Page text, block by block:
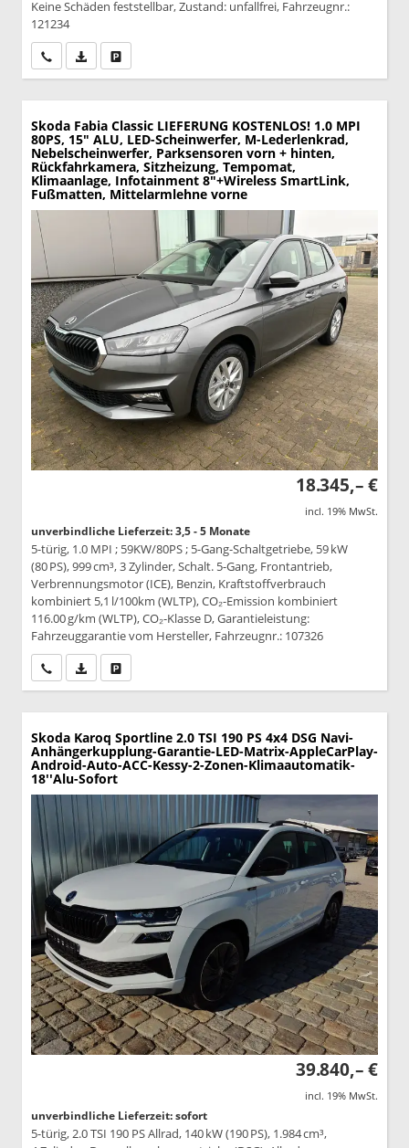
Keine Schäden feststellbar, Zustand: unfallfrei, Fahrzeugnr.:
121234
Wir rufen Sie anPDF-Datei, Fahrzeugexposé drucken
Skoda Fabia Classic LIEFERUNG KOSTENLOS! 1.0 MPI
80PS, 15" ALU, LED-Scheinwerfer, M-Lederlenkrad,
Nebelscheinwerfer, Parksensoren vorn + hinten,
Rückfahrkamera, Sitzheizung, Tempomat,
Klimaanlage, Infotainment 8"+Wireless SmartLink,
Fußmatten, Mittelarmlehne vorne
18.345,– €
incl. 19% MwSt.
unverbindliche Lieferzeit: 3,5 - 5 Monate
5-türig, 1.0 MPI ; 59KW/80PS ; 5-Gang-Schaltgetriebe, 59 kW
(80 PS), 999 cm³, 3 Zylinder, Schalt. 5-Gang, Frontantrieb,
Verbrennungsmotor (ICE), Benzin, Kraftstoffverbrauch
kombiniert 5,1 l/100km (WLTP), CO₂-Emission kombiniert
116.00 g/km (WLTP), CO₂-Klasse D, Garantieleistung:
Fahrzeuggarantie vom Hersteller, Fahrzeugnr.: 107326
Wir rufen Sie anPDF-Datei, Fahrzeugexposé drucken
Skoda Karoq Sportline 2.0 TSI 190 PS 4x4 DSG Navi-
Anhängerkupplung-Garantie-LED-Matrix-AppleCarPlay-
Android-Auto-ACC-Kessy-2-Zonen-Klimaautomatik-
18''Alu-Sofort
39.840,– €
incl. 19% MwSt.
unverbindliche Lieferzeit: sofort
5-türig, 2.0 TSI 190 PS Allrad, 140 kW (190 PS), 1.984 cm³,